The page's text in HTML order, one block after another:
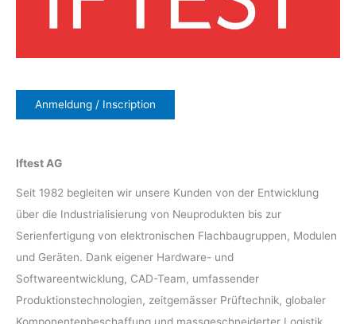
Anmeldung / Inscription
Iftest AG
Seit 1982 begleiten wir unsere Kunden von der Entwicklung
über die Industrialisierung von Neuprodukten bis zur
Serienfertigung von elektronischen Flachbaugruppen, Modulen
und Geräten. Dank eigener Hardware- und
Softwareentwicklung, CAD-Team, umfassender
Produktionstechnologien, zeitgemässer Prüftechnik, globaler